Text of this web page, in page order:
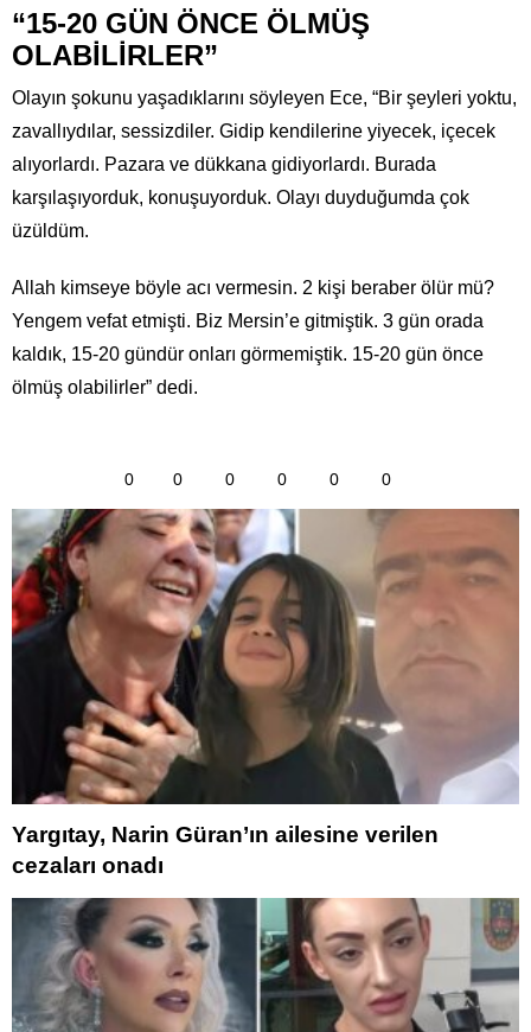
“15-20 GÜN ÖNCE ÖLMÜŞ
OLABİLİRLER”
Olayın şokunu yaşadıklarını söyleyen Ece, “Bir şeyleri yoktu,
zavallıydılar, sessizdiler. Gidip kendilerine yiyecek, içecek
alıyorlardı. Pazara ve dükkana gidiyorlardı. Burada
karşılaşıyorduk, konuşuyorduk. Olayı duyduğumda çok
üzüldüm.
Allah kimseye böyle acı vermesin. 2 kişi beraber ölür mü?
Yengem vefat etmişti. Biz Mersin’e gitmiştik. 3 gün orada
kaldık, 15-20 gündür onları görmemiştik. 15-20 gün önce
ölmüş olabilirler” dedi.
0 0 0 0 0 0
Yargıtay, Narin Güran’ın ailesine verilen
cezaları onadı